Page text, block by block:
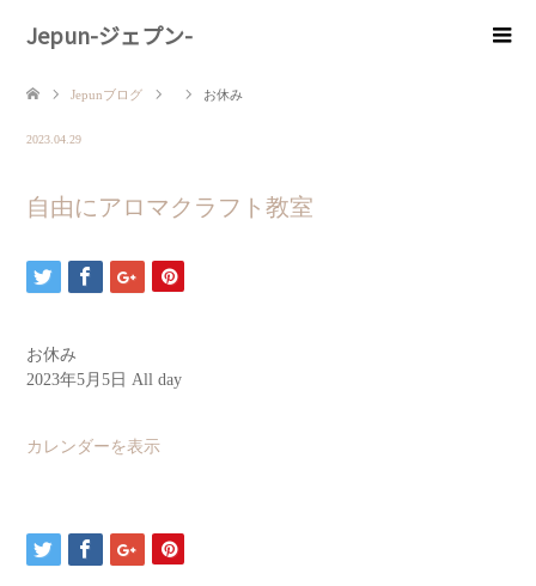
Jepun-ジェプン-
Jepunブログ お休み
2023.04.29
自由にアロマクラフト教室
お休み
2023年5月5日 All day
カレンダーを表示